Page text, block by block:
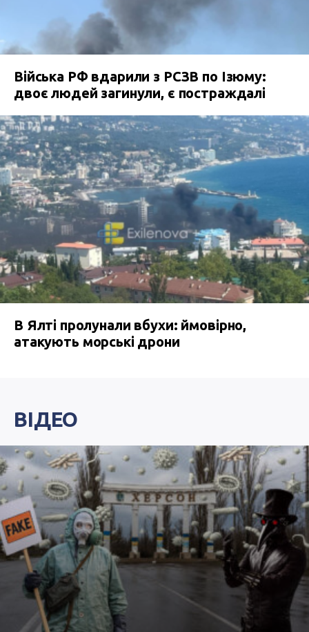
Війська РФ вдарили з РСЗВ по Ізюму:
двоє людей загинули, є постраждалі
В Ялті пролунали вбухи: ймовірно,
атакують морські дрони
ВІДЕО